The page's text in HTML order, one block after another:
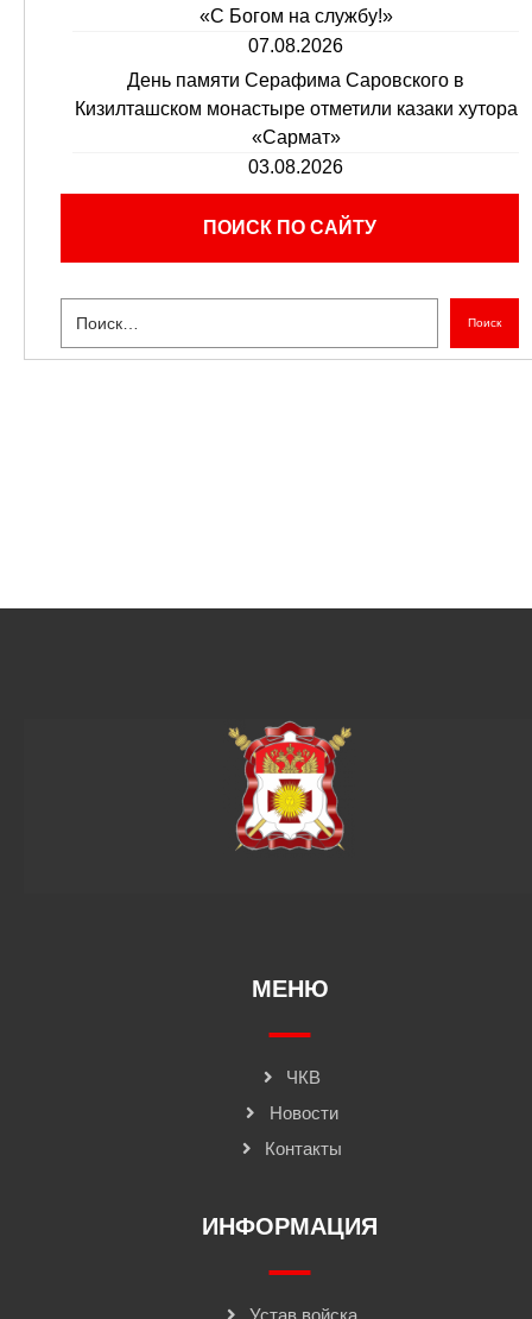
«С Богом на службу!»
07.08.2026
День памяти Серафима Саровского в
Кизилташском монастыре отметили казаки хутора
«Сармат»
03.08.2026
ПОИСК ПО САЙТУ
Поиск
МЕНЮ
ЧКВ
Новости
Контакты
ИНФОРМАЦИЯ
Устав войска